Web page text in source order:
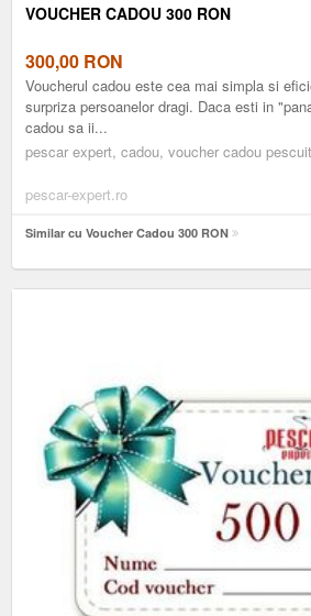
VOUCHER CADOU 300 RON
300,00 RON
Voucherul cadou este cea mai simpla si
surpriza persoanelor dragi. Daca esti in
cadou sa ii...
pescar expert, cadou, voucher cadou pescuit
pescar-expert.ro
Similar cu Voucher Cadou 300 RON